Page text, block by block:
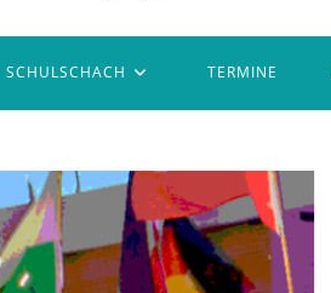
SCHULSCHACH TERMINE